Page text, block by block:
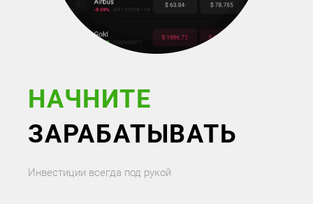
НАЧНИТЕ
ЗАРАБАТЫВАТЬ
Инвестиции всегда под рукой